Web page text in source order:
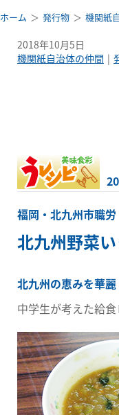
ホーム 発行物 機関紙
2018年10月5日
機関紙自治体の仲間
福岡・北九州市職
北九州野菜
北九州の恵みを華
中学生が考えた給